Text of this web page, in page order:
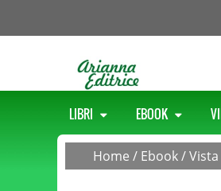
LIBRI EBOOK
Home / Ebook/